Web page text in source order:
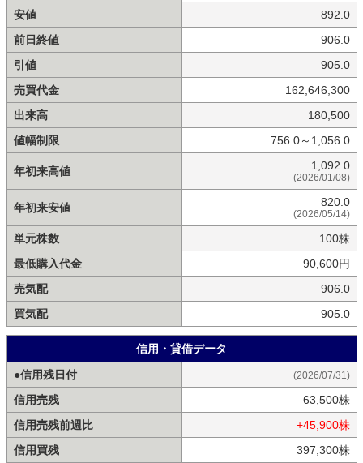
安値
892.0
前日終値
906.0
引値
905.0
売買代金
162,646,300
出来高
180,500
値幅制限
756.0～1,056.0
年初来高値 1,092.0
(2026/01/08)
年初来安値 820.0
(2026/05/14)
単元株数
100株
最低購入代金
90,600円
売気配
906.0
買気配
905.0
信用・貸借データ
●信用残日付
(2026/07/31)
信用売残
63,500株
信用売残前週比
+45,900株
信用買残
397,300株